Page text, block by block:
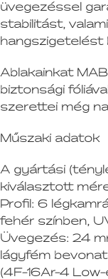
üvegezéssel
stabilitást,
hangszigetelést
Ablakainkat
biztonsági
szerettei még
Műszaki adatok
A gyártási
kiválasztott
Profil: 6
fehér színben,
Üvegezés: 24
lágyfém
(4F-16Ar-4 Low-